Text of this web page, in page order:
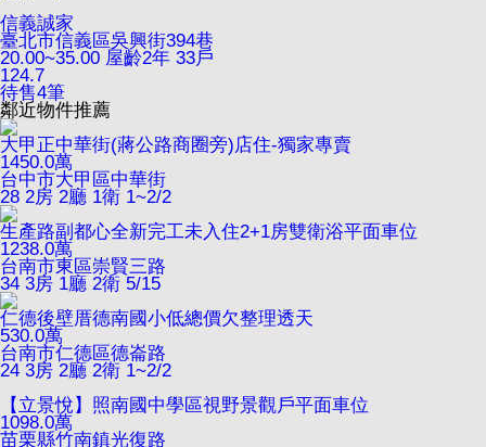
信義誠家
臺北市信義區吳興街394巷
20.00~35.00 屋齡2年 33戶
124.7
待售4筆
鄰近物件推薦
大甲正中華街(蔣公路商圈旁)店住-獨家專賣
1450.0萬
台中市大甲區中華街
28 2房 2廳 1衛 1~2/2
生產路副都心全新完工未入住2+1房雙衛浴平面車位
1238.0萬
台南市東區崇賢三路
34 3房 1廳 2衛 5/15
仁德後壁厝德南國小低總價欠整理透天
530.0萬
台南市仁德區德崙路
24 3房 2廳 2衛 1~2/2
【立景悅】照南國中學區視野景觀戶平面車位
1098.0萬
苗栗縣竹南鎮光復路